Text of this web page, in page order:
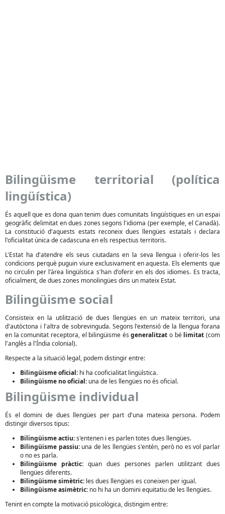
Bilingüisme territorial (política
lingüística)
És aquell que es dona quan tenim dues comunitats lingüístiques en un espai
geogràfic delimitat en dues zones segons l'idioma (per exemple, el Canadà).
La constitució d'aquests estats reconeix dues llengües estatals i declara
l'oficialitat única de cadascuna en els respectius territoris.
L'Estat ha d'atendre els seus ciutadans en la seva llengua i oferir-los les
condicions perquè puguin viure exclusivament en aquesta. Els elements que
no circulin per l'àrea lingüística s'han d'oferir en els dos idiomes. Es tracta,
oficialment, de dues zones monolingües dins un mateix Estat.
Bilingüisme social
Consisteix en la utilització de dues llengües en un mateix territori, una
d'autòctona i l'altra de sobrevinguda. Segons l'extensió de la llengua forana
en la comunitat receptora, el bilingüisme ésgeneralitzat o bé limitat (com
l'anglès a l'Índia colonial).
Respecte a la situació legal, podem distingir entre:
Bilingüisme oficial: hi ha cooficialitat lingüística.
Bilingüisme no oficial: una de les llengües no és oficial.
Bilingüisme individual
És el domini de dues llengües per part d'una mateixa persona. Podem
distingir diversos tipus:
Bilingüisme actiu:s'entenen i es parlen totes dues llengües.
Bilingüisme passiu:una de les llengües s'entén, però no es vol parlar
o no es parla.
Bilingüisme pràctic: quan dues persones parlen utilitzant dues
llengües diferents.
Bilingüisme simètric: les dues llengües es coneixen per igual.
Bilingüisme asimètric: no hi ha un domini equitatiu de les llengües.
Tenint en compte la motivació psicològica, distingim entre: